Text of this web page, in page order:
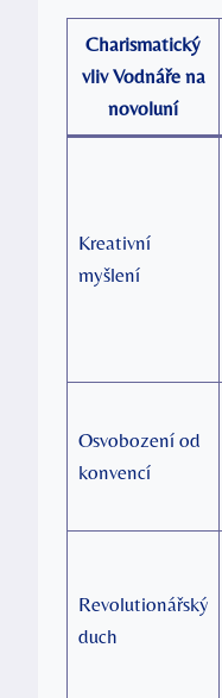
Charismatický
vliv Vodnáře na
novoluní
Kreativní
myšlení
Osvobození od
konvencí
Revolutionářský
duch